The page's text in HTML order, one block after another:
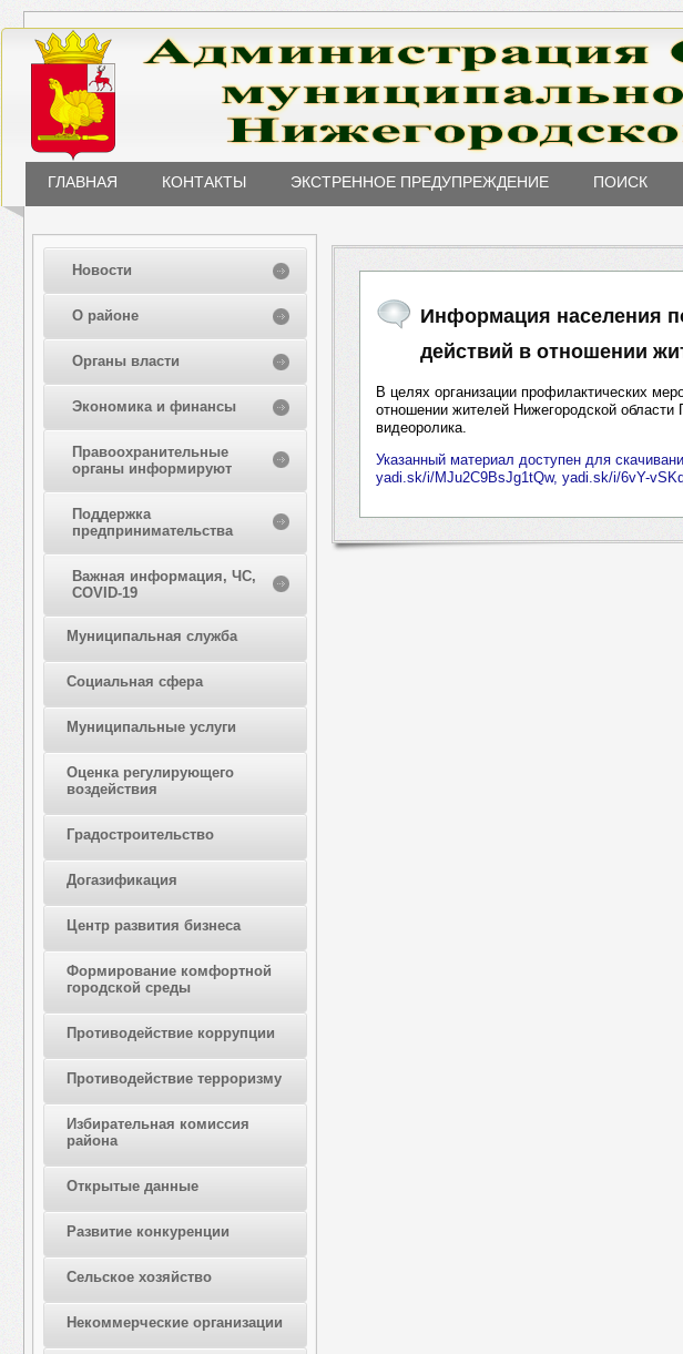
ГЛАВНАЯ КОНТАКТЫ ЭКСТРЕННОЕ ПРЕДУПРЕЖДЕНИЕ ПОИСК
Новости
О районе
Органы власти
Экономика и финансы
Правоохранительные
органы информируют
Поддержка
предпринимательства
Важная информация, ЧС,
COVID-19
Муниципальная служба
Социальная сфера
Муниципальные услуги
Оценка регулирующего
воздействия
Градостроительство
Догазификация
Центр развития бизнеса
Формирование комфортной
городской среды
Противодействие коррупции
Противодействие терроризму
Избирательная комиссия
района
Открытые данные
Развитие конкуренции
Сельское хозяйство
Некоммерческие организации
Информация населения
действий в отношении
В целях организации профилактических
отношении жителей Нижегородской
видеоролика.
Указанный материал доступен для
yadi.sk/i/MJu2C9BsJg1tQw, yadi.sk/i/6vY-